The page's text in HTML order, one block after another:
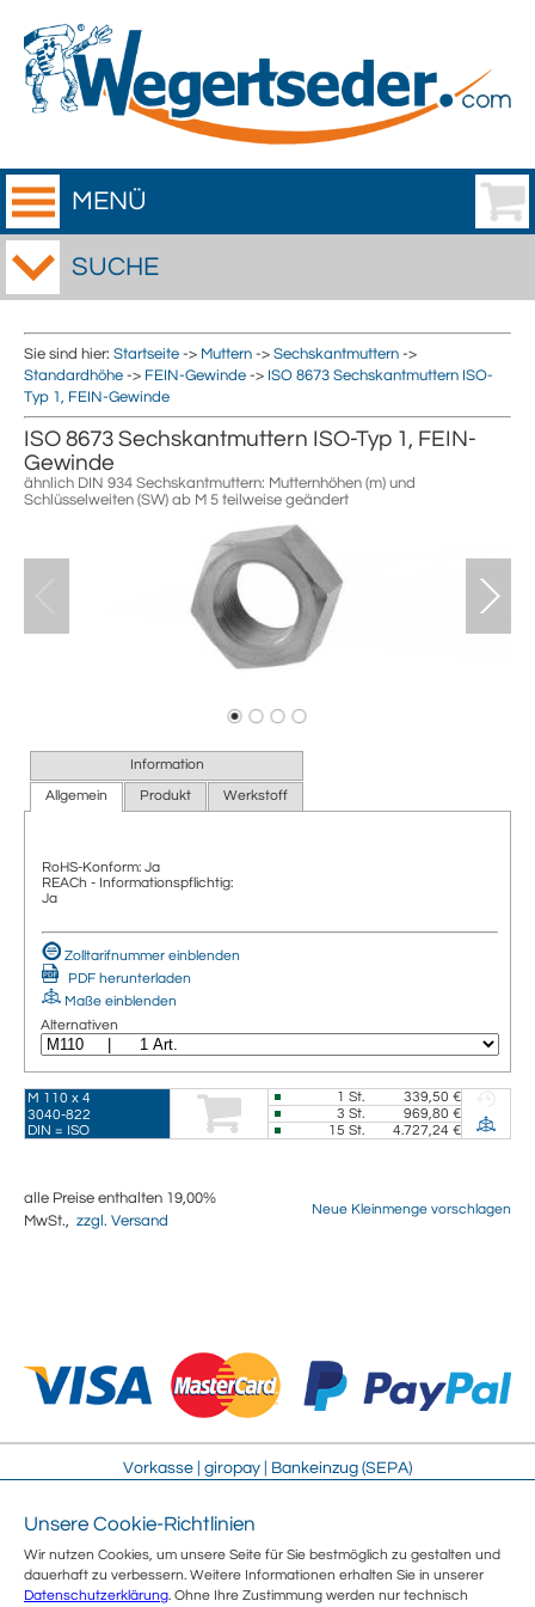
MENÜ
SUCHE
Sie sind hier: Startseite -> Muttern -> Sechskantmuttern ->
Standardhöhe -> FEIN-Gewinde -> ISO 8673 Sechskantmuttern ISO-
Typ 1, FEIN-Gewinde
ISO 8673 Sechskantmuttern ISO-Typ 1, FEIN-
Gewinde
ähnlich DIN 934 Sechskantmuttern: Mutternhöhen (m) und
Schlüsselweiten (SW) ab M 5 teilweise geändert
Information
Allgemein
Produkt Werkstoff
RoHS-Konform: Ja
REACh - Informationspflichtig:
Ja
Zolltarifnummer einblenden
PDF herunterladen
Maße einblenden
Alternativen
M 110 x 4
3040-822
DIN = ISO
1 St.
339,50 €
3 St.
969,80 €
15 St. 4.727,24 €
alle Preise enthalten 19,00%
MwSt., zzgl. Versand
Neue Kleinmenge vorschlagen
Vorkasse | giropay | Bankeinzug (SEPA)
AGB
Sicherheit
Sitemap
Unsere Cookie-Richtlinien
Wir nutzen Cookies, um unsere Seite für Sie bestmöglich zu gestalten und
dauerhaft zu verbessern. Weitere Informationen erhalten Sie in unserer
Datenschutzerklärung. Ohne Ihre Zustimmung werden nur technisch